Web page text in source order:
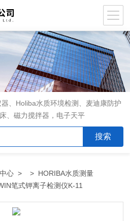
、Holiba水质环境检测、麦迪康防护
、磁力搅拌器，电子天平
心 > > HORIBA水质测量
笔式钾离子检测仪K-11